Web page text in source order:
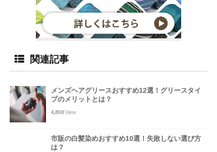
関連記事
メンズヘアグリースおすすめ12選！グリースタイ
プのメリットとは？
4,859View
市販の白髪染めおすすめ10選！失敗しない選び方
は？